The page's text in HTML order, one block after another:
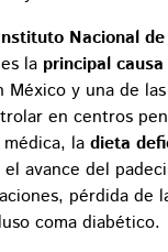
Nacional
la principal
México y una de
en centros
la dieta
el avance del
pérdida de
coma diabético.